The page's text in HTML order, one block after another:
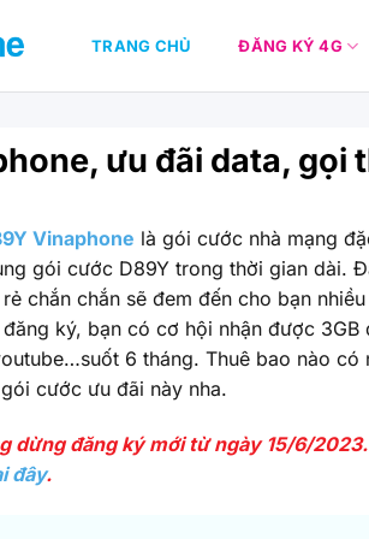
TRANG CHỦ ĐĂNG KÝ 4G
ưu đãi data, gọi
Vinaphone là gói cước nhà mạng
gói cước D89Y trong thời gian dài.
chắn chắn sẽ đem đến cho bạn
ký, bạn có cơ hội nhận được
6 tháng. Thuê bao nào có
cước ưu đãi này nha.
dừng đăng ký mới từ ngày 15/6/
đây.